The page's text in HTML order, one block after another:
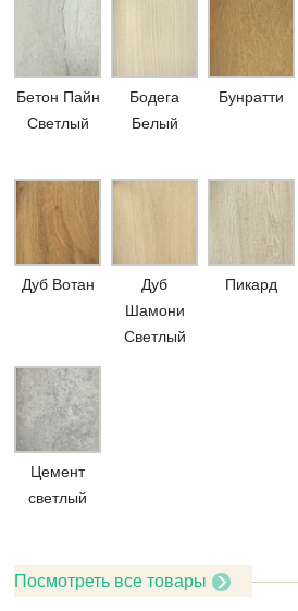
Бетон Пайн
Светлый
Бодега
Белый
Бунратти
Дуб Вотан
Дуб
Шамони
Светлый
Пикард
Цемент
светлый
Посмотреть все товары